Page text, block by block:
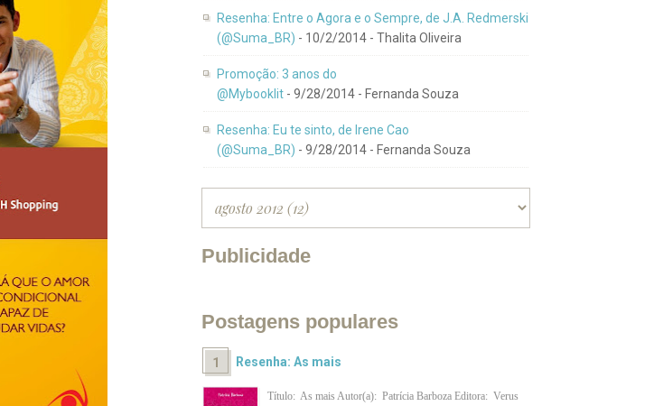
Resenha: Entre o Agora e o Sempre, de J.A. Redmerski
(@Suma_BR) - 10/2/2014 - Thalita Oliveira
Promoção: 3 anos do
@Mybooklit - 9/28/2014 - Fernanda Souza
Resenha: Eu te sinto, de Irene Cao
(@Suma_BR) - 9/28/2014 - Fernanda Souza
Publicidade
Postagens populares
Resenha: As mais
Título: As mais Autor(a): Patrícia Barboza Editora: Verus